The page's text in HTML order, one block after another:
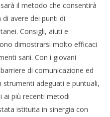
il metodo che consentirà
avere dei punti di
Consigli, aiuti e
dimostrarsi molto efficaci
sani. Con i giovani
di comunicazione ed
adeguati e puntuali,
ai più recenti metodi
istituita in sinergia con